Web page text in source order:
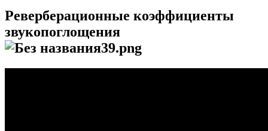
Реверберационные коэффициенты
звукопоглощения